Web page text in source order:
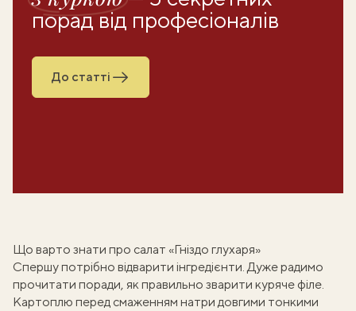
порад від професіоналів
До статті
Що варто знати про салат «Гніздо глухаря»
Спершу потрібно відварити інгредієнти. Дуже радимо
прочитати поради, як правильно зварити куряче філе.
Картоплю перед смаженням натри довгими тонкими